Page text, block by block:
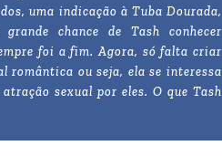
uma indicação à Tuba Dourada,
chance de Tash conhecer
foi a fim. Agora, só falta criar
romântica ou seja, ela se interessa
sexual por eles. O que Tash